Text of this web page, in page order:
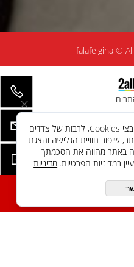
falafelgina ©
לידיעתך, באתרנו נעשה שימוש בקבצי Cookies, לרבות של צדדים
שיפור חוויית הגלישה והצגת
באתר מהווה את הסכמתך
במדיניות הפרטיות. מדיניות